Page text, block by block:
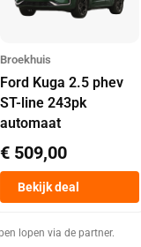
Broekhuis
Ford Kuga 2.5 phev
ST-line 243pk
automaat
€ 509,00
Bekijk deal
lopen via de partner.